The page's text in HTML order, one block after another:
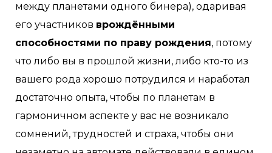
между планетами одного бинера), одаривая
его участников врождёнными
способностями по праву рождения, потому
что либо вы в прошлой жизни, либо кто-то из
вашего рода хорошо потрудился и наработал
достаточно опыта, чтобы по планетам в
гармоничном аспекте у вас не возникало
сомнений, трудностей и страха, чтобы они